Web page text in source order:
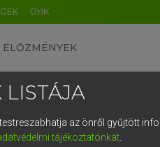
GYIK
ELŐZMÉNYEK
LISTÁJA
az önről gyűjtött
tájékoztatónkat.
DE CN FR ES IT NL